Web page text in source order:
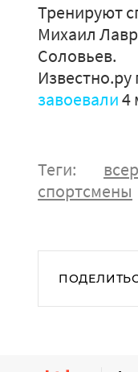
Тренируют
Михаил
Соловьев.
завоевали4
Теги:
спортсмены